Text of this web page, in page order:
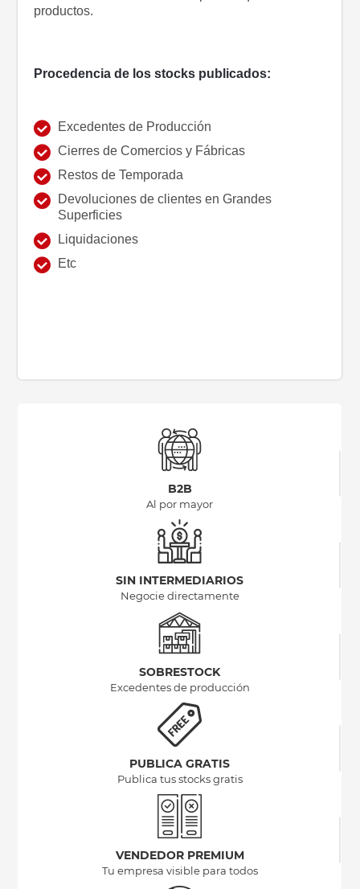
productos.
Procedencia de los stocks publicados:
Excedentes de Producción
Cierres de Comercios y Fábricas
Restos de Temporada
Devoluciones de clientes en Grandes
Superficies
Liquidaciones
Etc
B2B
Al por mayor
SIN INTERMEDIARIOS
Negocie directamente
SOBRESTOCK
Excedentes de producción
PUBLICA GRATIS
Publica tus stocks gratis
VENDEDOR PREMIUM
Tu empresa visible para todos